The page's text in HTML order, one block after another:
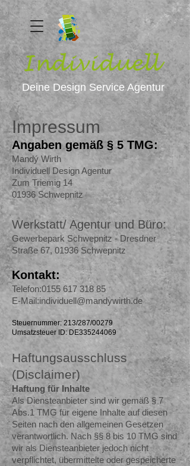
Individuell
Deine Design Service Agentur
Impressum
Angaben gemäß § 5 TMG:
Mandý Wirth
Individuell Design Agentur
Zum Triemig 14
01936 Schwepnitz
Werkstatt/ Agentur und Büro:
Gewerbepark Schwepnitz - Dresdner
Straße 67, 01936 Schwepnitz
Kontakt:
Telefon:0155 617 318 85
E-Mail:individuell@mandywirth.de
Steuernummer: 213/287/00279
Umsatzsteuer ID: DE335244069
Haftungsausschluss
(Disclaimer)
Haftung für Inhalte
Als Diensteanbieter sind wir gemäß § 7
Abs.1 TMG für eigene Inhalte auf diesen
Seiten nach den allgemeinen Gesetzen
verantwortlich. Nach §§ 8 bis 10 TMG sind
wir als Diensteanbieter jedoch nicht
verpflichtet, übermittelte oder gespeicherte